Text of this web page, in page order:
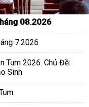
08.2026
7.2026
Tum 2026. Chủ Đề:
Sinh